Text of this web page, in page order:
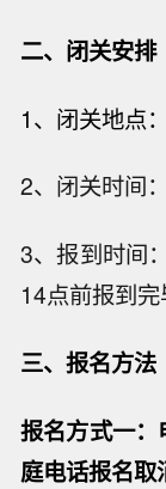
二、闭关安排
1、闭关地点
2、闭关时间
3、报到时间
14点前报到完
三、报名方法
报名方式一
庭电话报名